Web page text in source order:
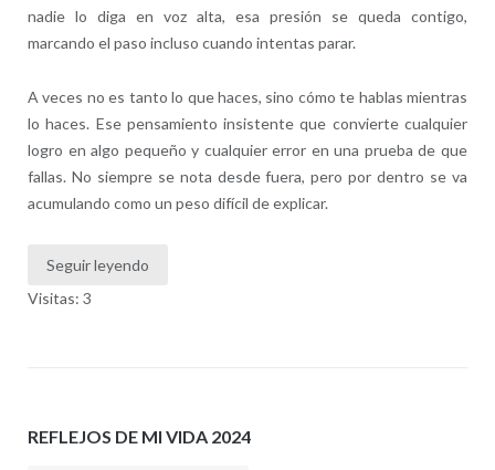
nadie lo diga en voz alta, esa presión se queda contigo,
marcando el paso incluso cuando intentas parar.
A veces no es tanto lo que haces, sino cómo te hablas mientras
lo haces. Ese pensamiento insistente que convierte cualquier
logro en algo pequeño y cualquier error en una prueba de que
fallas. No siempre se nota desde fuera, pero por dentro se va
acumulando como un peso difícil de explicar.
Seguir leyendo
Visitas: 3
REFLEJOS DE MI VIDA 2024